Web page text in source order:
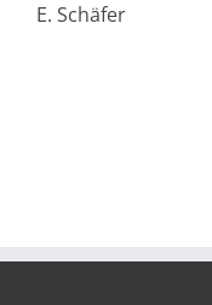
E. Schäfer